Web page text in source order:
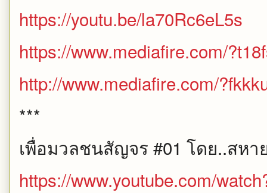
https://youtu.be/la70Rc6eL5s
https://www.mediafire.com/
http://www.mediafire.com/
***
เพื่อมวลชนสัญจร #01 โดย..สห
https://www.youtube.com/